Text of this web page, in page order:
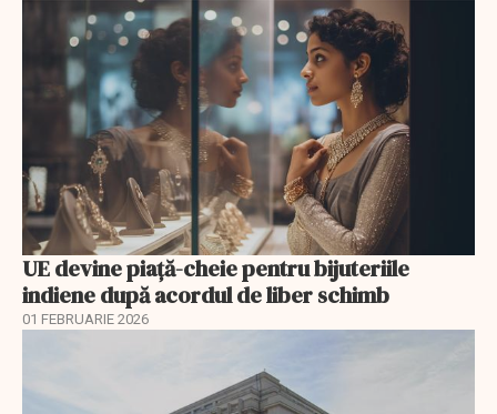
UE devine piață-cheie pentru bijuteriile
indiene după acordul de liber schimb
01 FEBRUARIE 2026